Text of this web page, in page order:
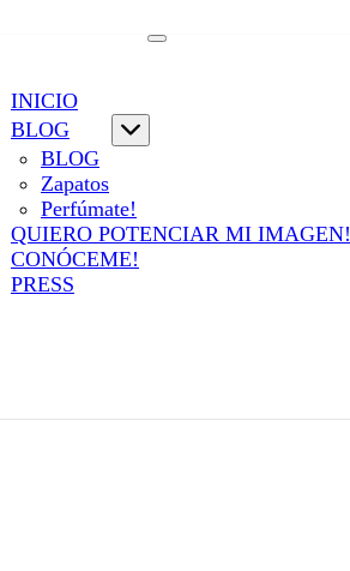
INICIO
BLOG
BLOG
Zapatos
Perfúmate!
QUIERO POTENCIAR MI IMAGEN!
CONÓCEME!
PRESS